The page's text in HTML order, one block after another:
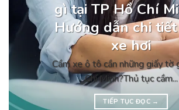
gì tại TP Hồ Chí
Hướng dẫn chi
xe hơi
Cầm xe ô tô cần những giấy tờ
Chí Minh?Thủ tục cầm...
TIẾP TỤC ĐỌC →